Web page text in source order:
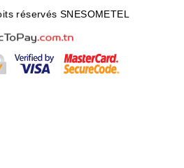
réservés SNESOMETEL